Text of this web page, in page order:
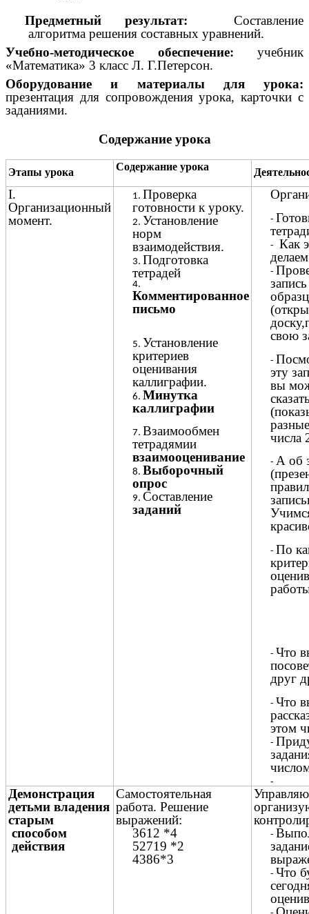
Предметный результат: Составление
алгоритма решения составных уравнений.
Учебно-методическое обеспечение: учебник
«Математика» 3 класс Л. Г.Петерсон.
Оборудование и материалы для урока:
презентация для сопровождения урока, карточки с
заданиями.
Содержание урока
Этапы урока Содержание урока
I.
Организационный
момент.
Проверка
готовности к уроку.
Установление
норм
взаимодействия.
Подготовка
тетрадей
Комментированное
письмо
Установление
критериев
оценивания
каллиграфии.
Минутка
каллиграфии
Взаимообмен
тетрадямии
взаимооценивание
Выборочный
опрос
Составление
заданий
Как
свою
эту
вы
числа
А об
По
Что
друг
Что
этом
Демонстрация
детьми владения
старым
способом
действия
Самостоятельная
работа. Решение
выражений:
3612 *4
52719 *2
4386*3
Что